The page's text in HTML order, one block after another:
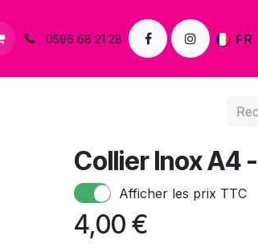
0596 68 21 28 FR
Collier Inox A4
Afficher les prix TTC
4,00 €